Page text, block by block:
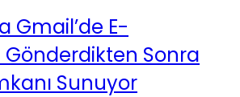
Gmail’de E-
Gönderdikten Sonra
Sunuyor